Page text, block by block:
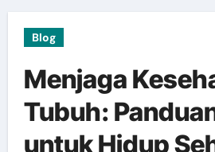
Blog
Menjaga
Tubuh:
untuk Hidup